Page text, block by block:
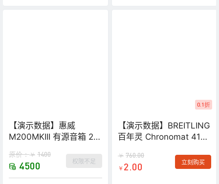
【演示数据】惠威
M200MKIII 有源音箱 2.0
原价：￥ 1400
4500 权限不足
0.1折
【演示数据】BREITLING
百年灵 Chronomat 41
BD26-729P 男士机械腕
表(演示数据，请勿购买)
￥ 760.00
￥ 2.00 立刻购买